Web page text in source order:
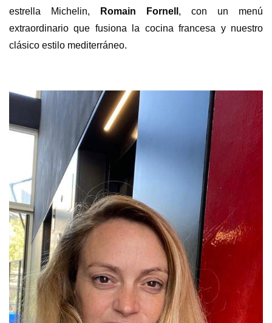
estrella Michelin,
Romain Fornell , con un menú
extraordinario que fusiona la cocina francesa y nuestro
clásico estilo mediterráneo.